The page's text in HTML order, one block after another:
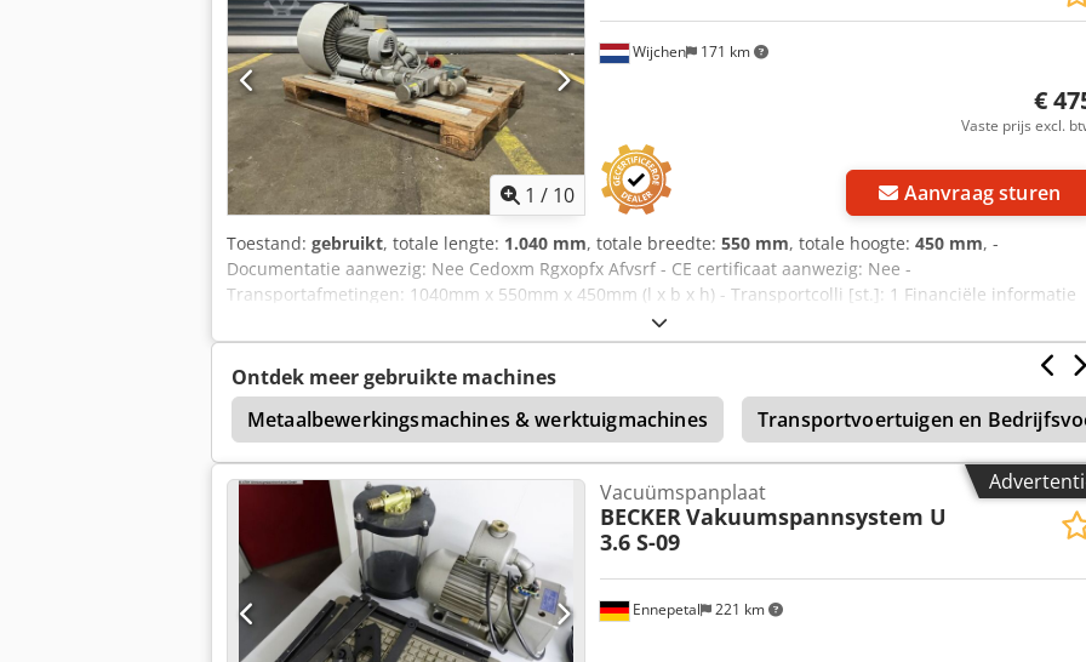
1 / 10
Wijchen 171 km
€
Vaste prijs excl.
Aanvraag sturen
Toestand: gebruikt, totale lengte: 1.040 mm, totale breedte: 550 mm, totale hoogte: 450 mm, -
Documentatie aanwezig: Nee Cedoxm Rgxopfx Afvsrf - CE certificaat aanwezig: Nee -
Transportafmetingen: 1040mm x 550mm x 450mm (l x b x h) - Transportcolli [st.]: 1 Financiële informatie
BTW: De getoonde prijs is exclusief BTW BTW/marge: BTW verrekenbaar voor ondernemers Levering en
inruil altijd mogelijk van alles in de industriële sectoren Lukas van Rossum
Ontdek meer gebruikte machines
Metaalbewerkingsmachines & werktuigmachines
Transportvoertuigen en
Ennepetal 221 km
Vacuümspanplaat
BECKERVakuumspannsystem U
3.6 S-09